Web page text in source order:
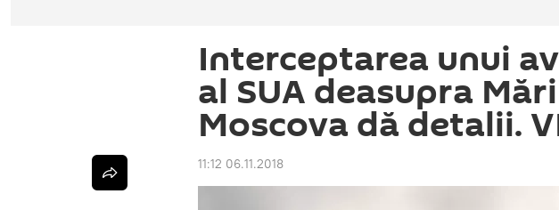
Interceptarea unui
al SUA deasupra
Moscova dă detalii.
11:12 06.11.2018